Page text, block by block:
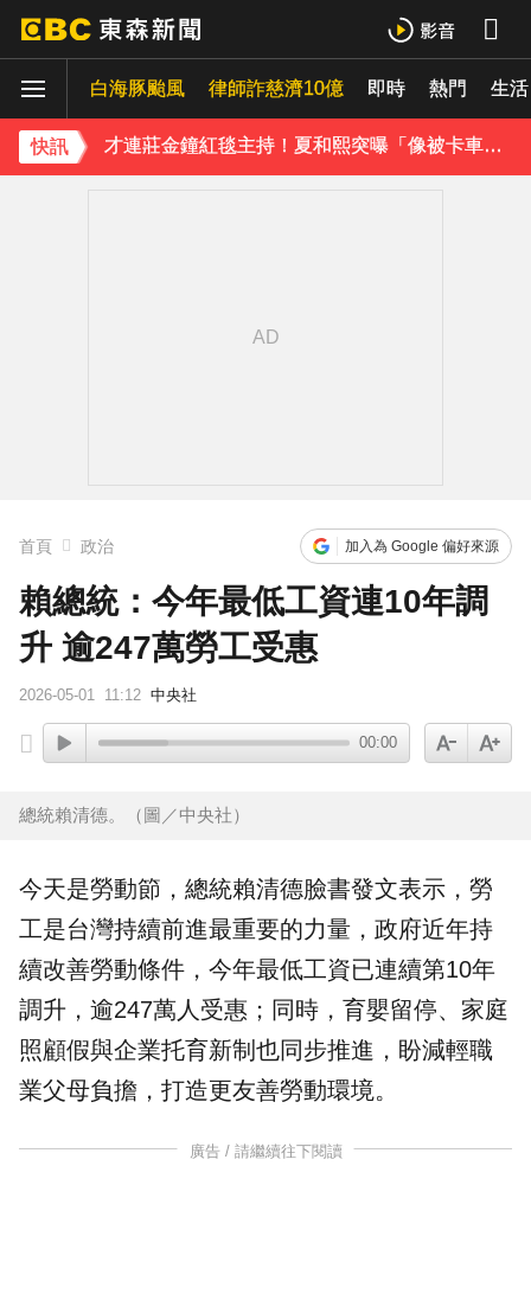
白海豚颱風 律師詐慈濟10億 即時 熱門 生活
快訊
下載東森App，隨時掌握天下大小事！
温嵐挺過敗血性休克首露面！「住ICU搶救11天」曝最新近況：讓大家擔心了
才連莊金鐘紅毯主持！夏和熙突曝「像被卡車撞」備賽狂操滿手繭
首頁 政治 加入為 Google 偏好來源
賴總統：今年最低工資連10年調
升 逾247萬勞工受惠
2026-05-01 11:12 中央社
00:00
總統賴清德。（圖／中央社）
今天是勞動節 ，總統賴清德臉書發文表示， 勞
工是台灣持續前進最重要的力量，政府近年持
續改善勞動條件，今年最低工資已連續第10年
調升，逾247萬人受惠；同時， 育嬰留停、家庭
照顧假與企業托育新制也同步推進，盼減輕職
業父母負擔，打造更友善勞動環境。
廣告 / 請繼續往下閱讀